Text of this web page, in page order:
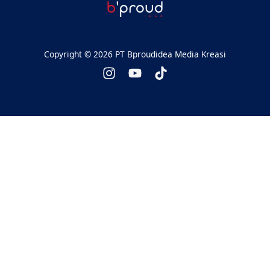
Copyright © 2026 PT Bproudidea Media Kreasi